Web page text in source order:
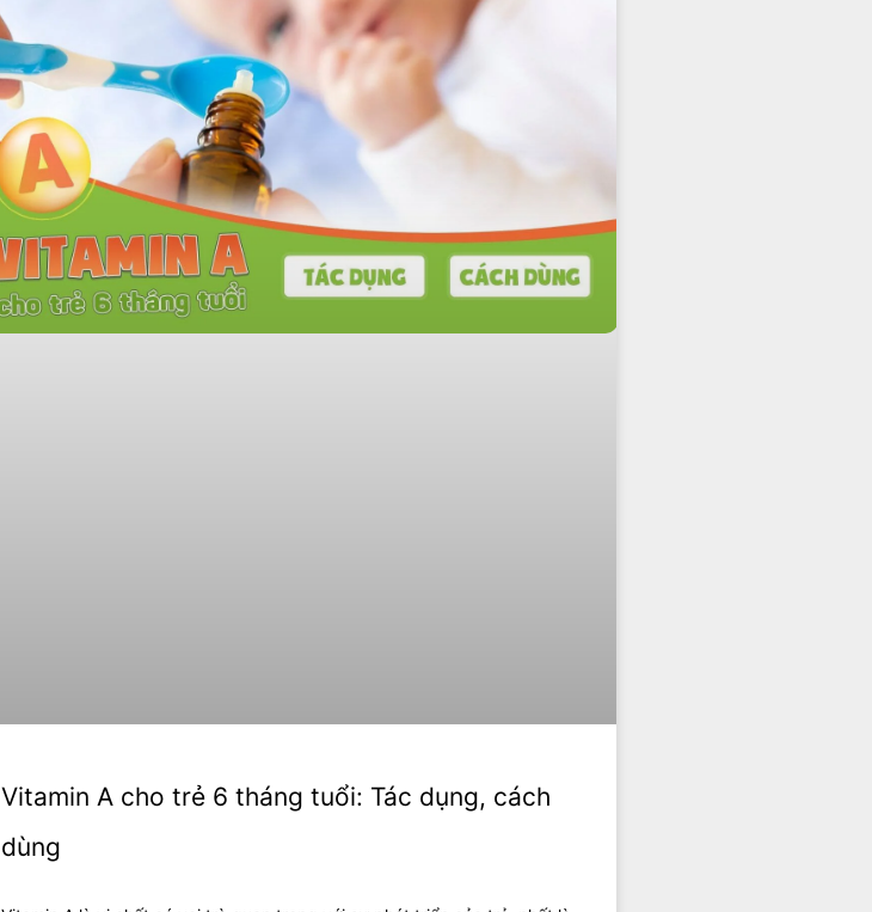
Vitamin A cho trẻ 6 tháng tuổi: Tác dụng, cách
dùng